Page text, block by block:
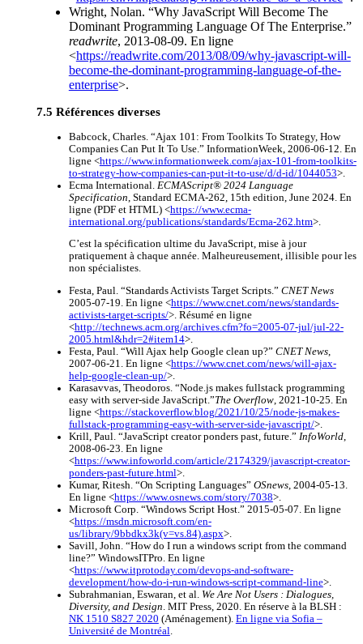
Wright, Nolan. “Why JavaScript Will Become The
Dominant Programming Language Of The Enterprise.”
readwrite, 2013-08-09. En ligne
<https://readwrite.com/2013/08/09/why-javascript-will-
become-the-dominant-programming-language-of-the-
enterprise>.
Références diverses
Babcock, Charles. “Ajax 101: From Toolkits To Strategy, How
Companies Can Put It To Use.” InformationWeek, 2006-06-12. En
ligne <https://www.informationweek.com/ajax-101-from-toolkits-
to-strategy-how-companies-can-put-it-to-use/d/d-id/1044053>.
Ecma International. ECMAScript® 2024 Language
Specification , Standard ECMA-262, 15th edition, June 2024. En
ligne (PDF et HTML) <https://www.ecma-
international.org/publications/standards/Ecma-262.htm>.
C’est la spécification ultime du JavaScript, mise à jour
pratiquement à chaque année. Malheureusement, illisible pour les
non spécialistes.
Festa, Paul. “Standards Activists Target Scripts.” CNET News
2005-07-19. En ligne <https://www.cnet.com/news/standards-
activists-target-scripts/>. Résumé en ligne
<http://technews.acm.org/archives.cfm?fo=2005-07-jul/jul-22-
2005.html&hdr=2#item14>.
Festa, Paul. “Will Ajax help Google clean up?” CNET News,
2007-06-21. En ligne <https://www.cnet.com/news/will-ajax-
help-google-clean-up/>.
Karasavvas, Theodoros. “Node.js makes fullstack programming
easy with server-side JavaScript.”The Overflow, 2021-10-25. En
ligne <https://stackoverflow.blog/2021/10/25/node-js-makes-
fullstack-programming-easy-with-server-side-javascript/>.
Krill, Paul. “JavaScript creator ponders past, future.” InfoWorld,
2008-06-23. En ligne
<https://www.infoworld.com/article/2174329/javascript-creator-
ponders-past-future.html>.
Kumar, Ritesh. “On Scripting Languages” OSnews, 2004-05-13.
En ligne <https://www.osnews.com/story/7038>.
Microsoft Corp. “Windows Script Host.” 2015-05-07. En ligne
<https://msdn.microsoft.com/en-
us/library/9bbdkx3k(v=vs.84).aspx>.
Savill, John. “How do I run a windows script from the command
line?” WindowsITPro. En ligne
<https://www.itprotoday.com/devops-and-software-
development/how-do-i-run-windows-script-command-line>.
Subrahmanian, Eswaran, et al. We Are Not Users : Dialogues,
Diversity, and Design. MIT Press, 2020. En réserve à la BLSH :
NK 1510 S827 2020 (Aménagement). En ligne via Sofia –
Université de Montréal.